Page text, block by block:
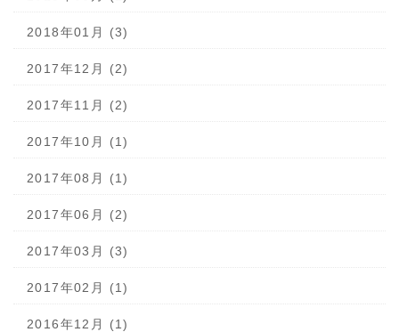
2018年01月 (3)
2017年12月 (2)
2017年11月 (2)
2017年10月 (1)
2017年08月 (1)
2017年06月 (2)
2017年03月 (3)
2017年02月 (1)
2016年12月 (1)